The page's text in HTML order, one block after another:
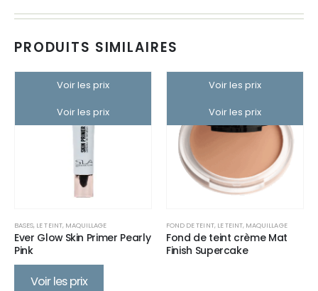
PRODUITS SIMILAIRES
Voir les prix
Voir les prix
BASES, LE TEINT, MAQUILLAGE
Ever Glow Skin Primer Pearly
Pink
Voir les prix
Voir les prix
Voir les prix
FOND DE TEINT, LE TEINT, MAQUILLAGE
Fond de teint crème Mat
Finish Supercake